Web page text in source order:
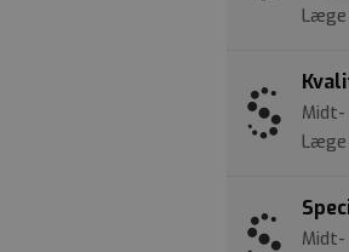
Midt-
Læge
Midt-